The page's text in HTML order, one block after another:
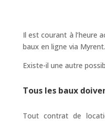
Il est courant à l’heure
baux en ligne via Myrent.
Existe-il une autre
Tous les baux
Tout contrat de